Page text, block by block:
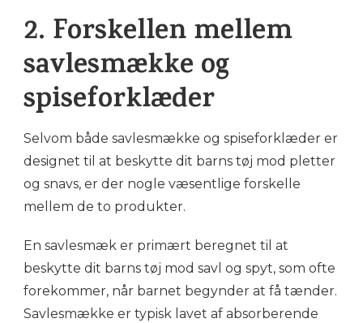
2. Forskellen mellem
savlesmække og
spiseforklæder
Selvom både savlesmække og spiseforklæder er
designet til at beskytte dit barns tøj mod pletter
og snavs, er der nogle væsentlige forskelle
mellem de to produkter.
En savlesmæk er primært beregnet til at
beskytte dit barns tøj mod savl og spyt, som ofte
forekommer, når barnet begynder at få tænder.
Savlesmække er typisk lavet af absorberende